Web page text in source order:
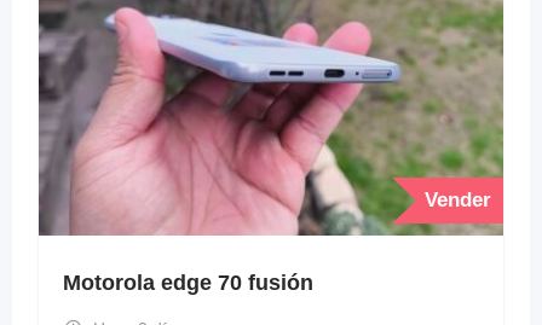
Vender
Motorola edge 70 fusión